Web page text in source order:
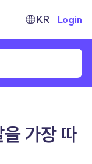
KR Login
가장 따